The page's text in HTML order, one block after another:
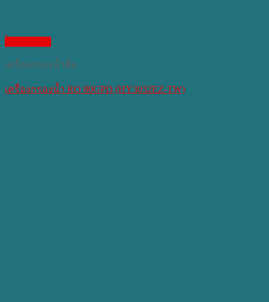
เครื่องกรองน้ำดื่ม
เครื่องกรองน้ำ RO 80GPD (HY3032EZ-TW)